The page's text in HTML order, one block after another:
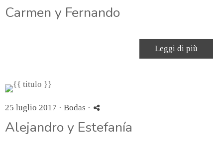
Carmen y Fernando
Leggi di più
25 luglio 2017 · Bodas ·
Alejandro y Estefanía